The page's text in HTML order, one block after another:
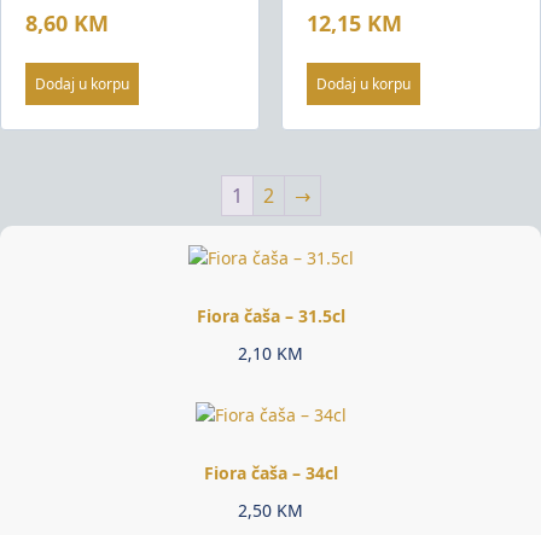
8,60 KM
Dodaj u korpu
12,15 KM
Dodaj u korpu
1 2 →
Fiora čaša – 31.5cl
2,10 KM
Fiora čaša – 34cl
2,50 KM